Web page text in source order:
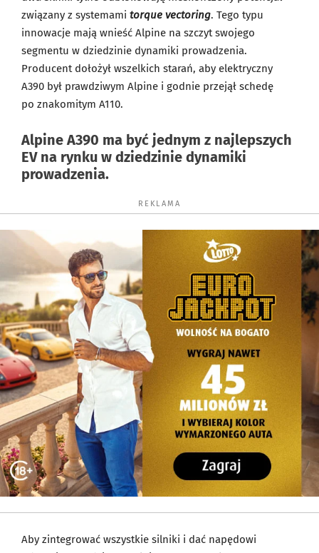
związany z systemami torque vectoring. Tego typu
innowacje mają wnieść Alpine na szczyt swojego
segmentu w dziedzinie dynamiki prowadzenia.
Producent dołożył wszelkich starań, aby elektryczny
A390 był prawdziwym Alpine i godnie przejął schedę
po znakomitym A110.
Alpine A390 ma być jednym z najlepszych
EV na rynku w dziedzinie dynamiki
prowadzenia.
REKLAMA
Aby zintegrować wszystkie silniki i dać napędowi